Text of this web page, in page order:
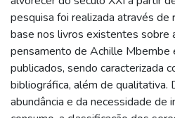
pesquisa foi realizada através de
base nos livros existentes sobre
pensamento de Achille Mbembe
publicados, sendo caracterizada
bibliográfica, além de qualitativa.
abundância e da necessidade de